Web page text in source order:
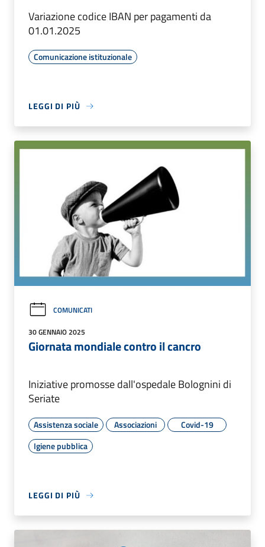
Variazione codice IBAN per pagamenti da
01.01.2025
Comunicazione istituzionale
LEGGI DI PIÙ
COMUNICATI
30 GENNAIO 2025
Giornata mondiale contro il cancro
Iniziative promosse dall'ospedale Bolognini di
Seriate
Assistenza sociale Associazioni
Covid-19
Igiene pubblica
LEGGI DI PIÙ